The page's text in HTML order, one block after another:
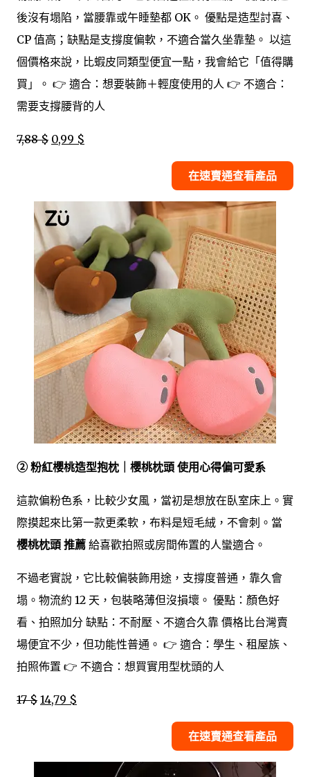
後沒有塌陷，當腰靠或午睡墊都 OK。 優點是造型討喜、
CP 值高；缺點是支撐度偏軟，不適合當久坐靠墊。 以這
個價格來說，比蝦皮同類型便宜一點，我會給它「值得購
買」。 👉 適合：想要裝飾＋輕度使用的人 👉 不適合：
需要支撐腰背的人
7,88 $ 0,99 $
在速賣通查看產品
② 粉紅櫻桃造型抱枕｜櫻桃枕頭 使用心得偏可愛系
這款偏粉色系，比較少女風，當初是想放在臥室床上。實
際摸起來比第一款更柔軟，布料是短毛絨，不會刺。當
櫻桃枕頭 推薦 給喜歡拍照或房間佈置的人蠻適合。
不過老實說，它比較偏裝飾用途，支撐度普通，靠久會
塌。物流約 12 天，包裝略薄但沒損壞。 優點：顏色好
看、拍照加分 缺點：不耐壓、不適合久靠 價格比台灣賣
場便宜不少，但功能性普通。 👉 適合：學生、租屋族、
拍照佈置 👉 不適合：想買實用型枕頭的人
17 $ 14,79 $
在速賣通查看產品